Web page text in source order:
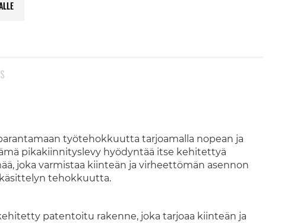
työtehokkuutta tarjoamalla nopean ja
pikakiinnityslevy hyödyntää itse kehitettyä
joka varmistaa kiinteän ja virheettömän asennon
tehokkuutta.
patentoitu rakenne, joka tarjoaa kiinteän ja